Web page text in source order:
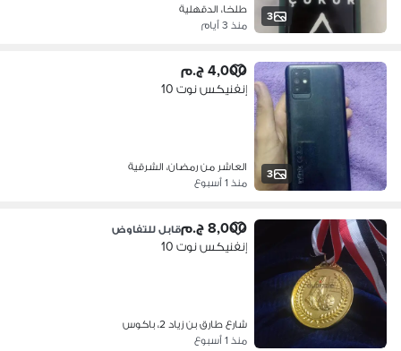
3
طلخا، الدقهلية
منذ 3 أيام
3
4,000 ج.م
إنفنيكس نوت 10
العاشر من رمضان، الشرقية
منذ 1 أسبوع
8,000 ج.م قابل للتفاوض
إنفنيكس نوت 10
شارع طارق بن زياد 2، باكوس
منذ 1 أسبوع